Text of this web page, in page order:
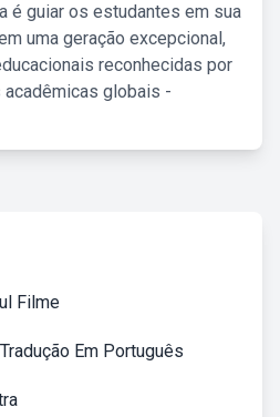
é guiar os estudantes em sua
uma geração excepcional,
reconhecidas por
globais -
Filme
Em Português